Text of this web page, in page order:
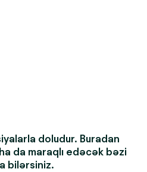
doludur. Buradan
da maraqlı edəcək bəzi
bilərsiniz.